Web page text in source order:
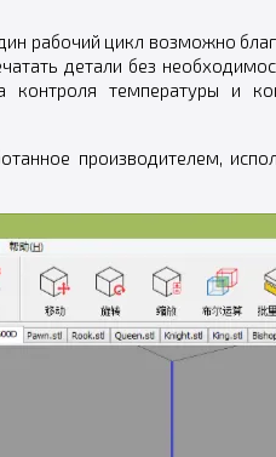
рабочий цикл возможно
детали без
контроля температуры
производителем,